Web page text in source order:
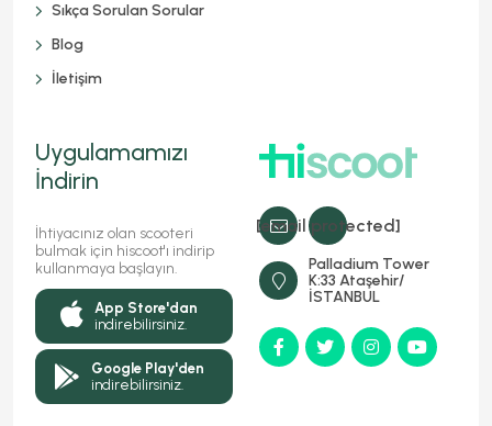
[email protected]
Palladium Tower
K:33 Ataşehir/
İSTANBUL
Sıkça Sorulan Sorular
Blog
İletişim
Uygulamamızı
İndirin
İhtiyacınız olan scooteri
bulmak için hiscoot'ı indirip
kullanmaya başlayın.
App Store'dan
indirebilirsiniz.
Google Play'den
indirebilirsiniz.